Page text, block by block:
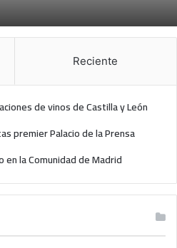
Reciente
de vinos de Castilla y León
premier Palacio de la Prensa
en la Comunidad de Madrid